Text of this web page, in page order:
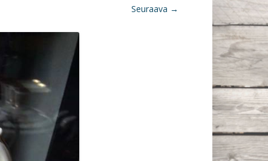
Seuraava →